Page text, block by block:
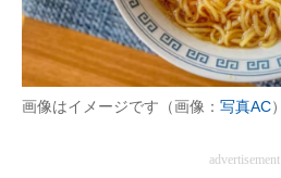
画像はイメージです（画像： 写真AC）
advertisement